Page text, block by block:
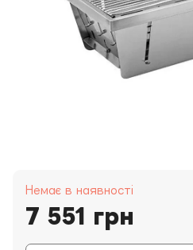
Немає в наявності
7 551 грн